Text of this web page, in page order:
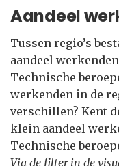
Aandeel
Tussen regio’s
aandeel
Technische
werkenden in de
verschillen? Kent
klein aandeel
Technische
Via de filter in de